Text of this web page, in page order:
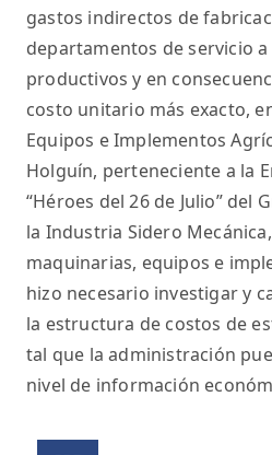
gastos indirectos de
departamentos de servicio
productivos y en
costo unitario más exacto,
Equipos e Implementos
Holguín, perteneciente a la
“Héroes del 26 de Julio” del
la Industria Sidero
maquinarias, equipos e
hizo necesario investigar y
la estructura de costos de
tal que la administración
nivel de información